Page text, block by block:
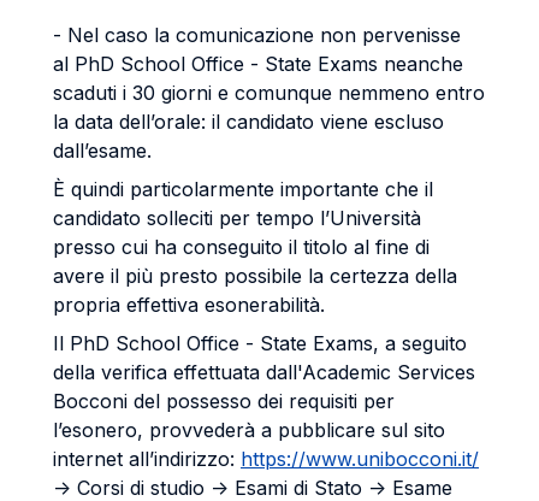
- Nel caso la comunicazione non pervenisse
al PhD School Office - State Exams neanche
scaduti i 30 giorni e comunque nemmeno entro
la data dell’orale: il candidato viene escluso
dall’esame.
È quindi particolarmente importante che il
candidato solleciti per tempo l’Università
presso cui ha conseguito il titolo al fine di
avere il più presto possibile la certezza della
propria effettiva esonerabilità.
Il PhD School Office - State Exams, a seguito
della verifica effettuata dall'Academic Services
Bocconi del possesso dei requisiti per
l’esonero, provvederà a pubblicare sul sito
internet all’indirizzo: https://www.unibocconi.it/
-> Corsi di studio -> Esami di Stato -> Esame